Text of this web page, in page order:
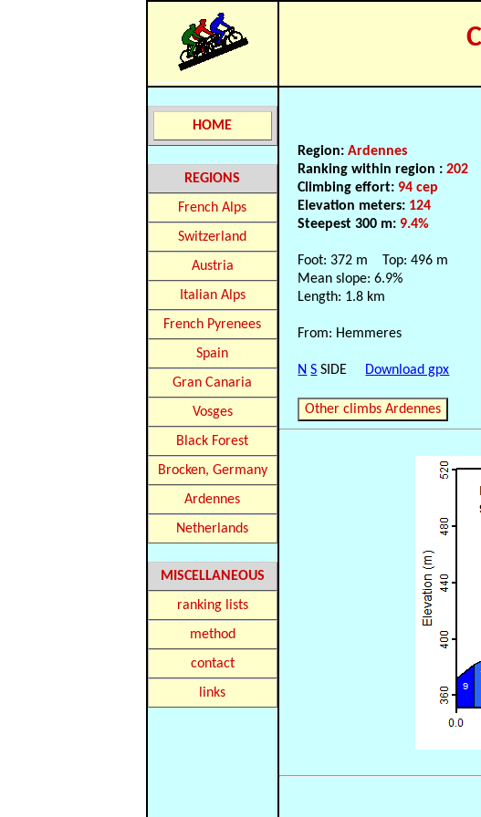
HOME
REGIONS
French Alps
Switzerland
Austria
Italian Alps
French Pyrenees
Spain
Gran Canaria
Vosges
Black Forest
Brocken, Germany
Ardennes
Netherlands
MISCELLANEOUS
ranking lists
method
contact
links
Region:Ardennes
Ranking within region :202
Climbing effort: 94 cep
Elevation meters: 124
Steepest 300 m: 9.4%
Foot: 372 m Top: 496 m
Mean slope: 6.9%
Length: 1.8 km
From: Hemmeres
N S SIDE Download gpx
Other climbs Ardennes